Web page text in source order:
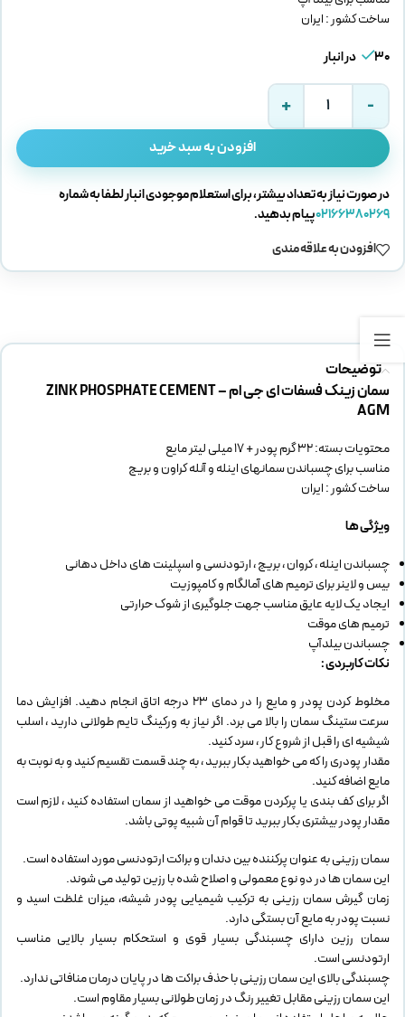
ساخت کشور : ایران
30 در انبار
افزودن به سبد خرید
در صورت نیاز به تعداد بیشتر، برای استعلام موجودی انبار لطفا به شماره
02166380269پیام بدهید.
افزودن به علاقه مندی
توضیحات
سمان زینک فسفات ای جی ام – ZINK PHOSPHATE CEMENT
AGM
محتویات بسته: 32 گرم پودر + 17 میلی لیتر مایع
مناسب برای چسباندن سمانهای اینله و آنله کراون و بریج
ساخت کشور : ایران
ویژگی ها
چسباندن اینله ، کروان ، بریج ، ارتودنسی و اسپلینت های داخل دهانی
بیس و لاینر برای ترمیم های آمالگام و کامپوزیت
ایجاد یک لایه عایق مناسب جهت جلوگیری از شوک حرارتی
ترمیم های موقت
چسباندن بیلدآپ
نکات کاربردی :
مخلوط کردن پودر و مایع را در دمای ۲۳ درجه اتاق انجام دهید. افزایش دما
سرعت ستینگ سمان را بالا می برد. اگر نیاز به ورکینگ تایم طولانی دارید ، اسلب
شیشیه ای را قبل از شروع کار ، سرد کنید.
مقدار پودری را که می خواهید بکار ببرید ، به چند قسمت تقسیم کنید و به نوبت به
مایع اضافه کنید.
اگر برای کف بندی یا پرکردن موقت می خواهید از سمان استفاده کنید ، لازم است
مقدار پودر بیشتری بکار ببرید تا قوام آن شبیه پوتی باشد.
سمان رزینی به عنوان پرکننده بین دندان و براکت ارتودنسی مورد استفاده است.
این سمان ها در دو نوع معمولی و اصلاح شده با رزین تولید می شوند.
زمان گیرش سمان رزینی به ترکیب شیمیایی پودر شیشه، میزان غلظت اسید و
نسبت پودر به مایع آن بستگی دارد.
سمان رزین دارای چسبندگی بسیار قوی و استحکام بسیار بالایی مناسب
ارتودنسی است.
چسبندگی بالای این سمان رزینی با حذف براکت ها در پایان درمان منافاتی ندارد.
این سمان رزینی مقابل تغییر رنگ در زمان طولانی بسیار مقاوم است.